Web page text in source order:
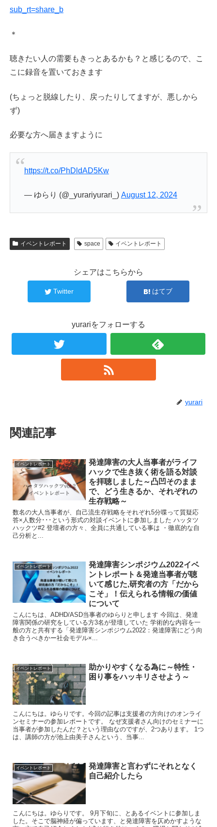
sub_rt=share_b
＊
聴きたい人の需要もきっとあるかも？と感じるので、こ
こに録音を置いておきます
(ちょっと脱線したり、戻ったりしてますが、悪しから
ず)
必要な方へ届きますように
https://t.co/PhDldAD5Kw
— ゆらり (@_yurariyurari_) August 12, 2024
イベントレポート space イベントレポート
シェアはこちらから
Twitter はてブ
yurariをフォローする
yurari
関連記事
イベントレポート
発達障害の大人当事者がライフ
ハックで生き抜く術を語る対談
を拝聴しました～凸凹そのまま
で、どう生きるか、それぞれの
生存戦略～
数名の大人当事者が、自己流生存戦略をそれぞれ5分喋って質疑応
答×人数分･･･という形式の対談イベントに参加しました ハッタツ
ハックツ#2 登壇者の方々、全員に共通している事は ・徹底的な自
己分析と...
イベントレポート
発達障害シンポジウム2022イベ
ントレポート＆発達当事者が聴
いて感じた,研究者の方「だから
こそ」！伝えられる情報の価値
について
こんにちは、ADHD/ASD当事者のゆらりと申します 今回は、発達
障害関係の研究をしている方3名が登壇していた 学術的な内容を一
般の方と共有する「発達障害シンポジウム2022：発達障害にどう向
き合うべきかー社会モデル×...
イベントレポート
助かりやすくなる為に～特性・
困り事をハッキリさせよう～
こんにちは。ゆらりです。今回の記事は支援者の方向けのオンライ
ンセミナーの参加レポートです。 なぜ支援者さん向けのセミナーに
当事者が参加したんだ？という理由なのですが、2つあります。 1つ
は、講師の方が池上由美子さんという、当事...
イベントレポート
発達障害と言わずにそれとなく
自己紹介したら
こんにちは。ゆらりです。 9月下旬に、とあるイベントに参加しま
した。そこで脳神経が偏っています、と発達障害を仄めかすような